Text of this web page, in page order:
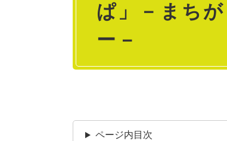
ぱ」－まち
ー－
ページ内目次